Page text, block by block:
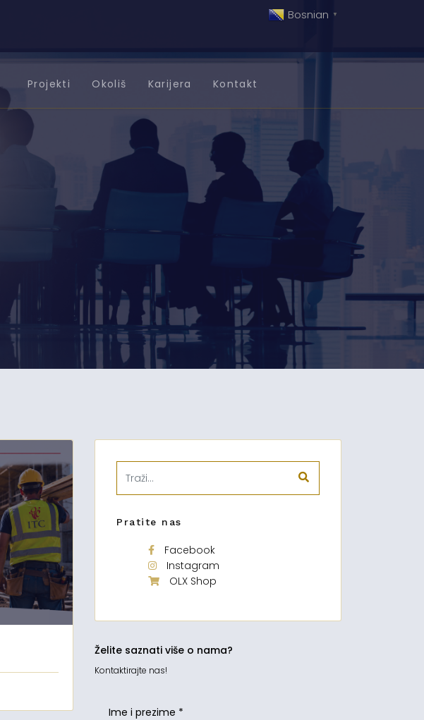
Bosnian ▼
Projekti Okoliš Karijera Kontakt
Pratite nas
Facebook
Instagram
OLX Shop
Želite saznati više o nama?
Kontaktirajte nas!
Ime i prezime *